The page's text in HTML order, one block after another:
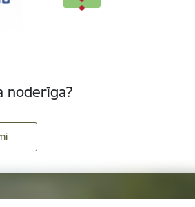
noderīga?